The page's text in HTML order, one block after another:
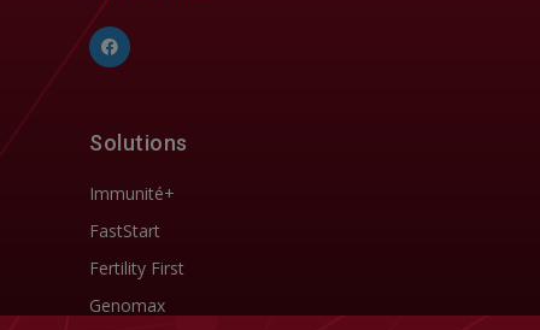
Solutions
Immunité+
FastStart
Fertility First
Genomax